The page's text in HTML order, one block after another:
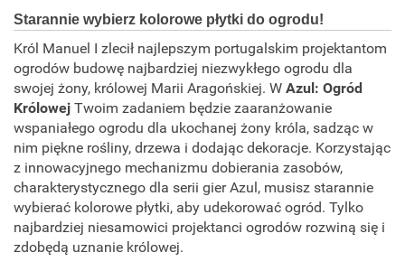
Starannie wybierz kolorowe płytki do ogrodu!
Król Manuel I zlecił najlepszym portugalskim projektantom
ogrodów budowę najbardziej niezwykłego ogrodu dla
swojej żony, królowej Marii Aragońskiej. W Azul: Ogród
Królowej Twoim zadaniem będzie zaaranżowanie
wspaniałego ogrodu dla ukochanej żony króla, sadząc w
nim piękne rośliny, drzewa i dodając dekoracje. Korzystając
z innowacyjnego mechanizmu dobierania zasobów,
charakterystycznego dla serii gier Azul, musisz starannie
wybierać kolorowe płytki, aby udekorować ogród. Tylko
najbardziej niesamowici projektanci ogrodów rozwiną się i
zdobędą uznanie królowej.